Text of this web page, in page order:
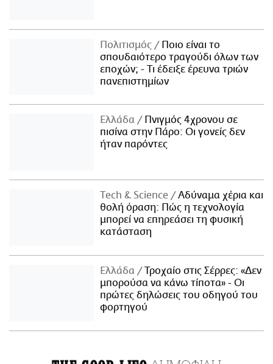
Πολιτισμός
Ποιο είναι το
σπουδαιότερο τραγούδι όλων των
εποχών; - Τι έδειξε έρευνα τριών
πανεπιστημίων
Ελλάδα
Πνιγμός 4χρονου σε
πισίνα στην Πάρο: Οι γονείς δεν
ήταν παρόντες
Τech & Science
Αδύναμα χέρια και
θολή όραση: Πώς η τεχνολογία
μπορεί να επηρεάσει τη φυσική
κατάσταση
Ελλάδα
Τροχαίο στις Σέρρες: «Δεν
μπορούσα να κάνω τίποτα» - Οι
πρώτες δηλώσεις του οδηγού του
φορτηγού